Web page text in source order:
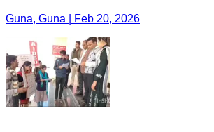
Guna, Guna | Feb 20, 2026